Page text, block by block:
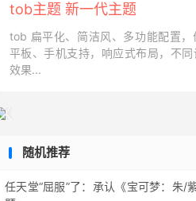
tob主题 新一代主题
tob 扁平化、简洁风、多功能配置，
平板、手机支持，响应式布局，不
效果...

随机推荐
任天堂“屈服”了：承认《宝可梦：朱/